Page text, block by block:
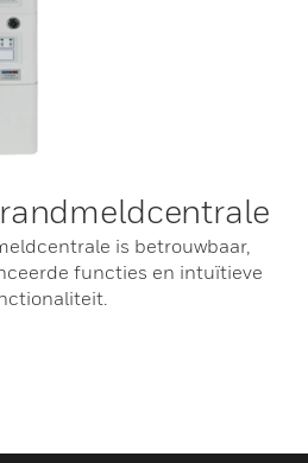
is betrouwbaar,
functies en intuïtieve